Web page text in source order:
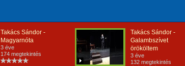
Takács Sándor -
Magyarnóta
3 éve
174 megtekintés
Takács Sándor -
Galambszívet
örököltem
3 éve
132 megtekintés